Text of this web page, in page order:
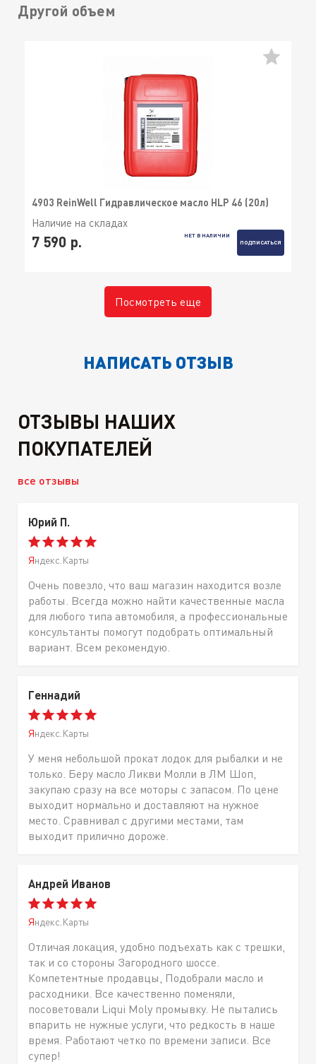
Другой объем
4903 ReinWell Гидравлическое масло HLP 46 (20л)
Наличие на складах
7 590 р.
НЕТ В НАЛИЧИИ
ПОДПИСАТЬСЯ
Посмотреть еще
НАПИСАТЬ ОТЗЫВ
ОТЗЫВЫ НАШИХ
ПОКУПАТЕЛЕЙ
все отзывы
Юрий П.
Яндекс.Карты
Очень повезло, что ваш магазин находится возле
работы. Всегда можно найти качественные масла
для любого типа автомобиля, а профессиональные
консультанты помогут подобрать оптимальный
вариант. Всем рекомендую.
Геннадий
Яндекс.Карты
У меня небольшой прокат лодок для рыбалки и не
только. Беру масло Ликви Молли в ЛМ Шоп,
закупаю сразу на все моторы с запасом. По цене
выходит нормально и доставляют на нужное
место. Сравнивал с другими местами, там
выходит прилично дороже.
Андрей Иванов
Яндекс.Карты
Отличая локация, удобно подъехать как с трешки,
так и со стороны Загородного шоссе.
Компетентные продавцы, Подобрали масло и
расходники. Все качественно поменяли,
посоветовали Liqui Moly промывку. Не пытались
впарить не нужные услуги, что редкость в наше
время. Работают четко по времени записи. Все
супер!